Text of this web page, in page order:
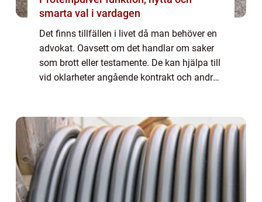
smarta val i vardagen
Det finns tillfällen i livet då man behöver en
advokat. Oavsett om det handlar om saker
som brott eller testamente. De kan hjälpa till
vid oklarheter angående kontrakt och andra